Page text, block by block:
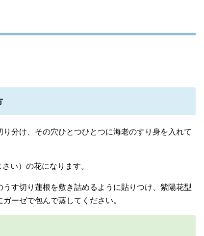
分け、その穴ひとつひとつに海老のすり身を入れて
い）の花になります。
す切り蓮根を敷き詰めるように貼りつけ、紫陽花型
ーゼで包んで蒸してください。